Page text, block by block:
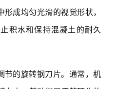
成均匀光滑的视觉形状，
积水和保持混凝土的耐久
节的旋转钢刀片。通常，机